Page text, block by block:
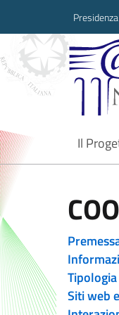
Il
current
Siti web